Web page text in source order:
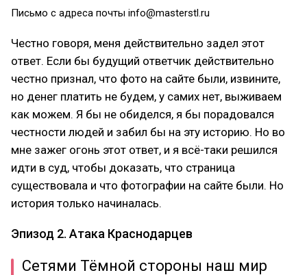
Письмо с адреса почты info@masterstl.ru
Честно говоря, меня действительно задел этот
ответ. Если бы будущий ответчик действительно
честно признал, что фото на сайте были, извините,
но денег платить не будем, у самих нет, выживаем
как можем. Я бы не обиделся, я бы порадовался
честности людей и забил бы на эту историю. Но во
мне зажег огонь этот ответ, и я всё-таки решился
идти в суд, чтобы доказать, что страница
существовала и что фотографии на сайте были. Но
история только начиналась.
Эпизод 2. Атака Краснодарцев
Сетями Тёмной стороны наш мир